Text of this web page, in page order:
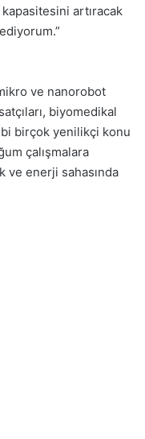
artıracak
ve nanorobot
biyomedikal
birçok yenilikçi konu
çalışmalara
ve enerji sahasında